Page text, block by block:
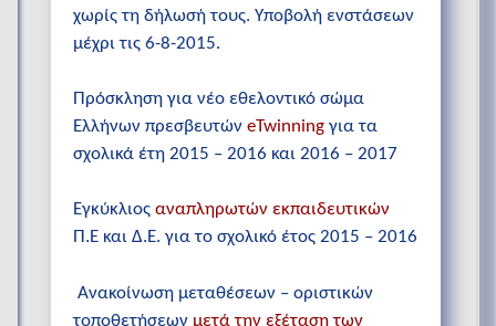
χωρίς τη δήλωσή τους. Υποβολή ενστάσεων
μέχρι τις 6-8-2015.
Πρόσκληση για νέο εθελοντικό σώμα
Ελλήνων πρεσβευτών eTwinning για τα
σχολικά έτη 2015 – 2016 και 2016 – 2017
Εγκύκλιος αναπληρωτών εκπαιδευτικών
Π.Ε και Δ.Ε. για το σχολικό έτος 2015 – 2016
Ανακοίνωση μεταθέσεων – οριστικών
τοποθετήσεων μετά την εξέταση των